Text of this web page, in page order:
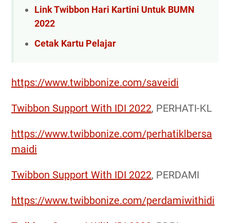
Link Twibbon Hari Kartini Untuk BUMN
2022
Cetak Kartu Pelajar
https://www.twibbonize.com/saveidi
Twibbon Support With IDI 2022, PERHATI-KL
https://www.twibbonize.com/perhatiklbersa
maidi
Twibbon Support With IDI 2022, PERDAMI
https://www.twibbonize.com/perdamiwithidi